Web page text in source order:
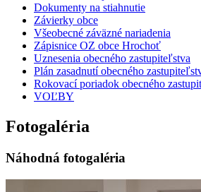
Dokumenty na stiahnutie
Závierky obce
Všeobecné záväzné nariadenia
Zápisnice OZ obce Hrochoť
Uznesenia obecného zastupiteľstva
Plán zasadnutí obecného
Rokovací poriadok obecného
VOĽBY
Fotogaléria
Náhodná fotogaléria